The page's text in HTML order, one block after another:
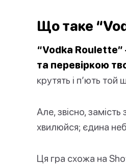
Що таке
“Vodka
та перевіркою
крутять і п’ють
Але, звісно,
хвилюйся; єдина
Ця гра схожа на